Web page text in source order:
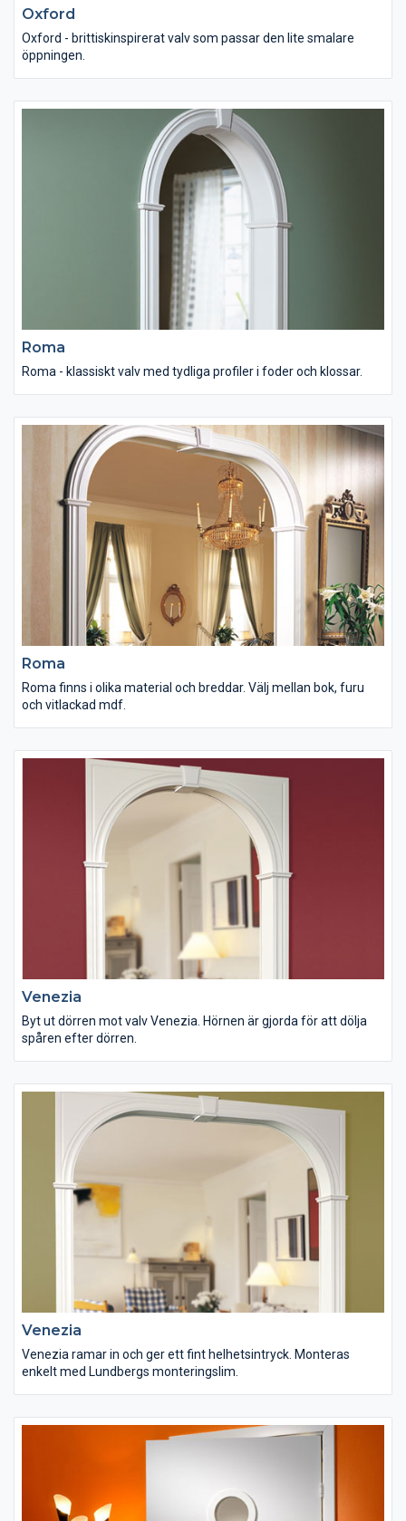
Oxford
Oxford - brittiskinspirerat valv som passar den lite smalare
öppningen.
Roma
Roma - klassiskt valv med tydliga profiler i foder och klossar.
Roma
Roma finns i olika material och breddar. Välj mellan bok, furu
och vitlackad mdf.
Venezia
Byt ut dörren mot valv Venezia. Hörnen är gjorda för att dölja
spåren efter dörren.
Venezia
Venezia ramar in och ger ett fint helhetsintryck. Monteras
enkelt med Lundbergs monteringslim.